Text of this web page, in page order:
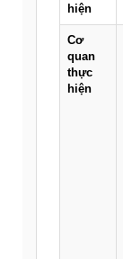
hiện
Cơ
quan
thực
hiện